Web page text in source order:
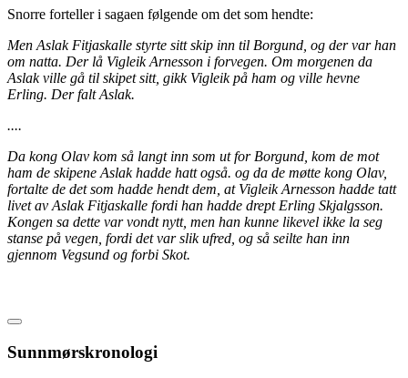
Snorre forteller i sagaen følgende om det som hendte:
Men Aslak Fitjaskalle styrte sitt skip inn til Borgund, og der var han
om natta. Der lå Vigleik Arnesson i forvegen. Om morgenen da
Aslak ville gå til skipet sitt, gikk Vigleik på ham og ville hevne
Erling. Der falt Aslak.
....
Da kong Olav kom så langt inn som ut for Borgund, kom de mot
ham de skipene Aslak hadde hatt også. og da de møtte kong Olav,
fortalte de det som hadde hendt dem, at Vigleik Arnesson hadde tatt
livet av Aslak Fitjaskalle fordi han hadde drept Erling Skjalgsson.
Kongen sa dette var vondt nytt, men han kunne likevel ikke la seg
stanse på vegen, fordi det var slik ufred, og så seilte han inn
gjennom Vegsund og forbi Skot.
Sunnmørskronologi